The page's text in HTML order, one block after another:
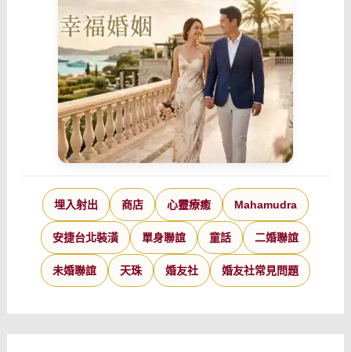
埋入射出 商店 心靈療癒 Mahamudra
安捷台北裝潢 單身聯誼 童話 二婚聯誼
未婚聯誼 天珠 婚友社 婚友社常見問題